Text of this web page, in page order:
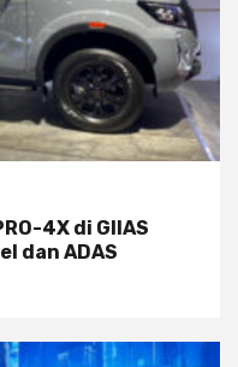
4X di GIIAS
dan ADAS